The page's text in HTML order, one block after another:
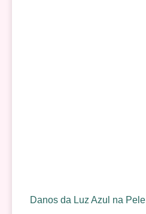
Danos da Luz Azul na Pele